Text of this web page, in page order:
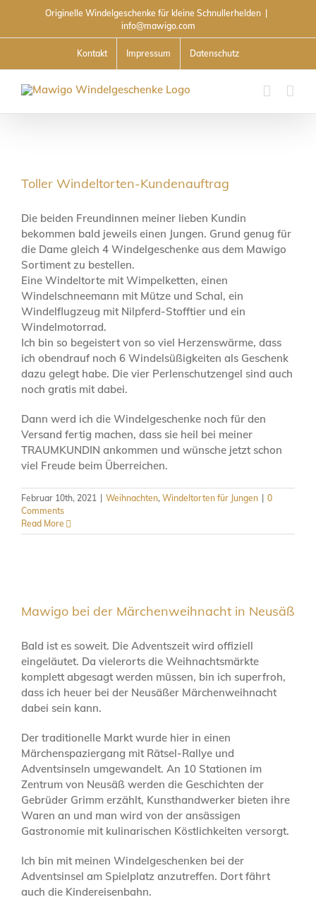
content
Originelle Windelgeschenke für kleine Schnullerhelden
info@mawigo.com
Kontakt Impressum Datenschutz
Toller Windeltorten-Kundenauftrag
Die beiden Freundinnen meiner lieben Kundin
bekommen bald jeweils einen Jungen. Grund genug für
die Dame gleich 4 Windelgeschenke aus dem Mawigo
Sortiment zu bestellen.
Eine Windeltorte mit Wimpelketten, einen
Windelschneemann mit Mütze und Schal, ein
Windelflugzeug mit Nilpferd-Stofftier und ein
Windelmotorrad.
Ich bin so begeistert von so viel Herzenswärme, dass
ich obendrauf noch 6 Windelsüßigkeiten als Geschenk
dazu gelegt habe. Die vier Perlenschutzengel sind auch
noch gratis mit dabei.
Dann werd ich die Windelgeschenke noch für den
Versand fertig machen, dass sie heil bei meiner
TRAUMKUNDIN ankommen und wünsche jetzt schon
viel Freude beim Überreichen.
Februar 10th, 2021 Weihnachten, Windeltorten für Jungen
0
Comments
Read More
Mawigo bei der Märchenweihnacht in Neusäß
Bald ist es soweit. Die Adventszeit wird offiziell
eingeläutet. Da vielerorts die Weihnachtsmärkte
komplett abgesagt werden müssen, bin ich superfroh,
dass ich heuer bei der Neusäßer Märchenweihnacht
dabei sein kann.
Der traditionelle Markt wurde hier in einen
Märchenspaziergang mit Rätsel-Rallye und
Adventsinseln umgewandelt. An 10 Stationen im
Zentrum von Neusäß werden die Geschichten der
Gebrüder Grimm erzählt, Kunsthandwerker bieten ihre
Waren an und man wird von der ansässigen
Gastronomie mit kulinarischen Köstlichkeiten versorgt.
Ich bin mit meinen Windelgeschenken bei der
Adventsinsel am Spielplatz anzutreffen. Dort fährt
auch die Kindereisenbahn.